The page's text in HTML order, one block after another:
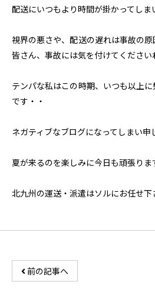
配送にいつもより時間が掛かってしま
視界の悪さや、配送の遅れは事故の
皆さん、事故には気を付けてください
テンパな私はこの時期、いつも以上
です・・
ネガティブなブログになってしまい申
夏が来るのを楽しみに今日も頑張りま
北九州の運送・派遣はソルにお任せ下
前の記事へ